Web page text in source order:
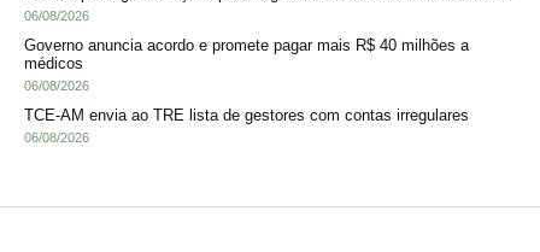
06/08/2026
Governo anuncia acordo e promete pagar mais R$ 40 milhões a
médicos
06/08/2026
TCE-AM envia ao TRE lista de gestores com contas irregulares
06/08/2026